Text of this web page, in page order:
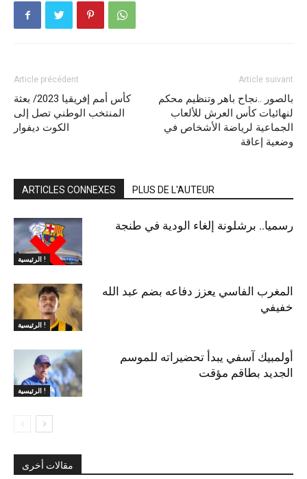
Article précédent
كأس أمم إفريقيا 2023/ بعثة
المنتخب الوطني تصل إلى
الكوت ديفوار
Article suivant
بالصور ..نجاح باهر وتنظيم محكم
لنهائيات كأس العرش للألعاب
الجماعية لرياضة الأشخاص في
وضعية إعاقة
ARTICLES CONNEXES PLUS DE L'AUTEUR
الرئيسية !
رسميا.. برشلونة إلغاء الودية في طنجة
الرئيسية !
المغرب الفاسي يعزز دفاعه بضم عبد الله
خفيفي
الرئيسية !
أولمبيك آسفي يبدأ تحضيراته للموسم
الجديد بطاقم مؤقت
مقالات أخرى